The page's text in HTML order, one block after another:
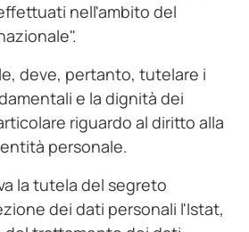
nell'ambito del
deve, pertanto, tutelare i
e la dignità dei
riguardo al diritto alla
personale.
la tutela del segreto
dei dati personali l'Istat,